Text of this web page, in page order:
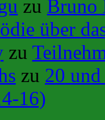
zu Bruno
über
zu
zu 20
16)